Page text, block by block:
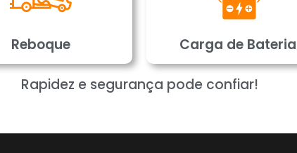
Reboque Carga de Bateria
Rapidez e segurança pode confiar!